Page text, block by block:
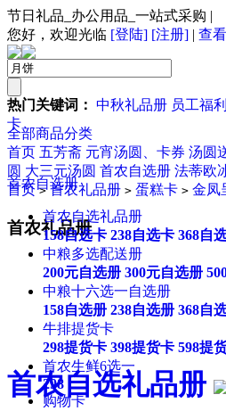
节日礼品_办公用品_一站式采购 |
您好，欢迎光临 [登陆] [注册] | 查
热门关键词： 中秋礼品册 员工福利
卡
全部商品分类
首农自选册
首农自选礼品册
158自选卡 238自选卡 368自
中粮多选配送册
200元自选册 300元自选册
中粮十六选一自选册
158自选册 238自选册 368自
牛排提货卡
298提货卡 398提货卡 598提
首农生鲜6选一
298
购物卡
首页 五芳斋 元宵汤圆、卡券 汤圆
圆 大三元汤圆 首农自选册 法蒂欧
首页 > 首农礼品册 > 蛋糕卡 > 金凤
首农礼品册
首农自选礼品册